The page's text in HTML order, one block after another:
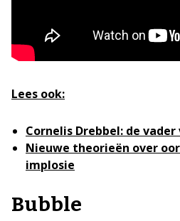
Lees ook:
Cornelis Drebbel: de
Nieuwe theorieën over
implosie
Bubble